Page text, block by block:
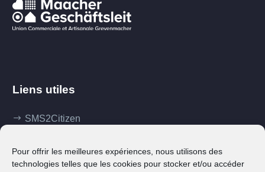
Pour offrir les meilleures expériences, nous utilisons des
technologies telles que les cookies pour stocker et/ou accéder
Liens utiles
SMS2Citizen
Ma commune